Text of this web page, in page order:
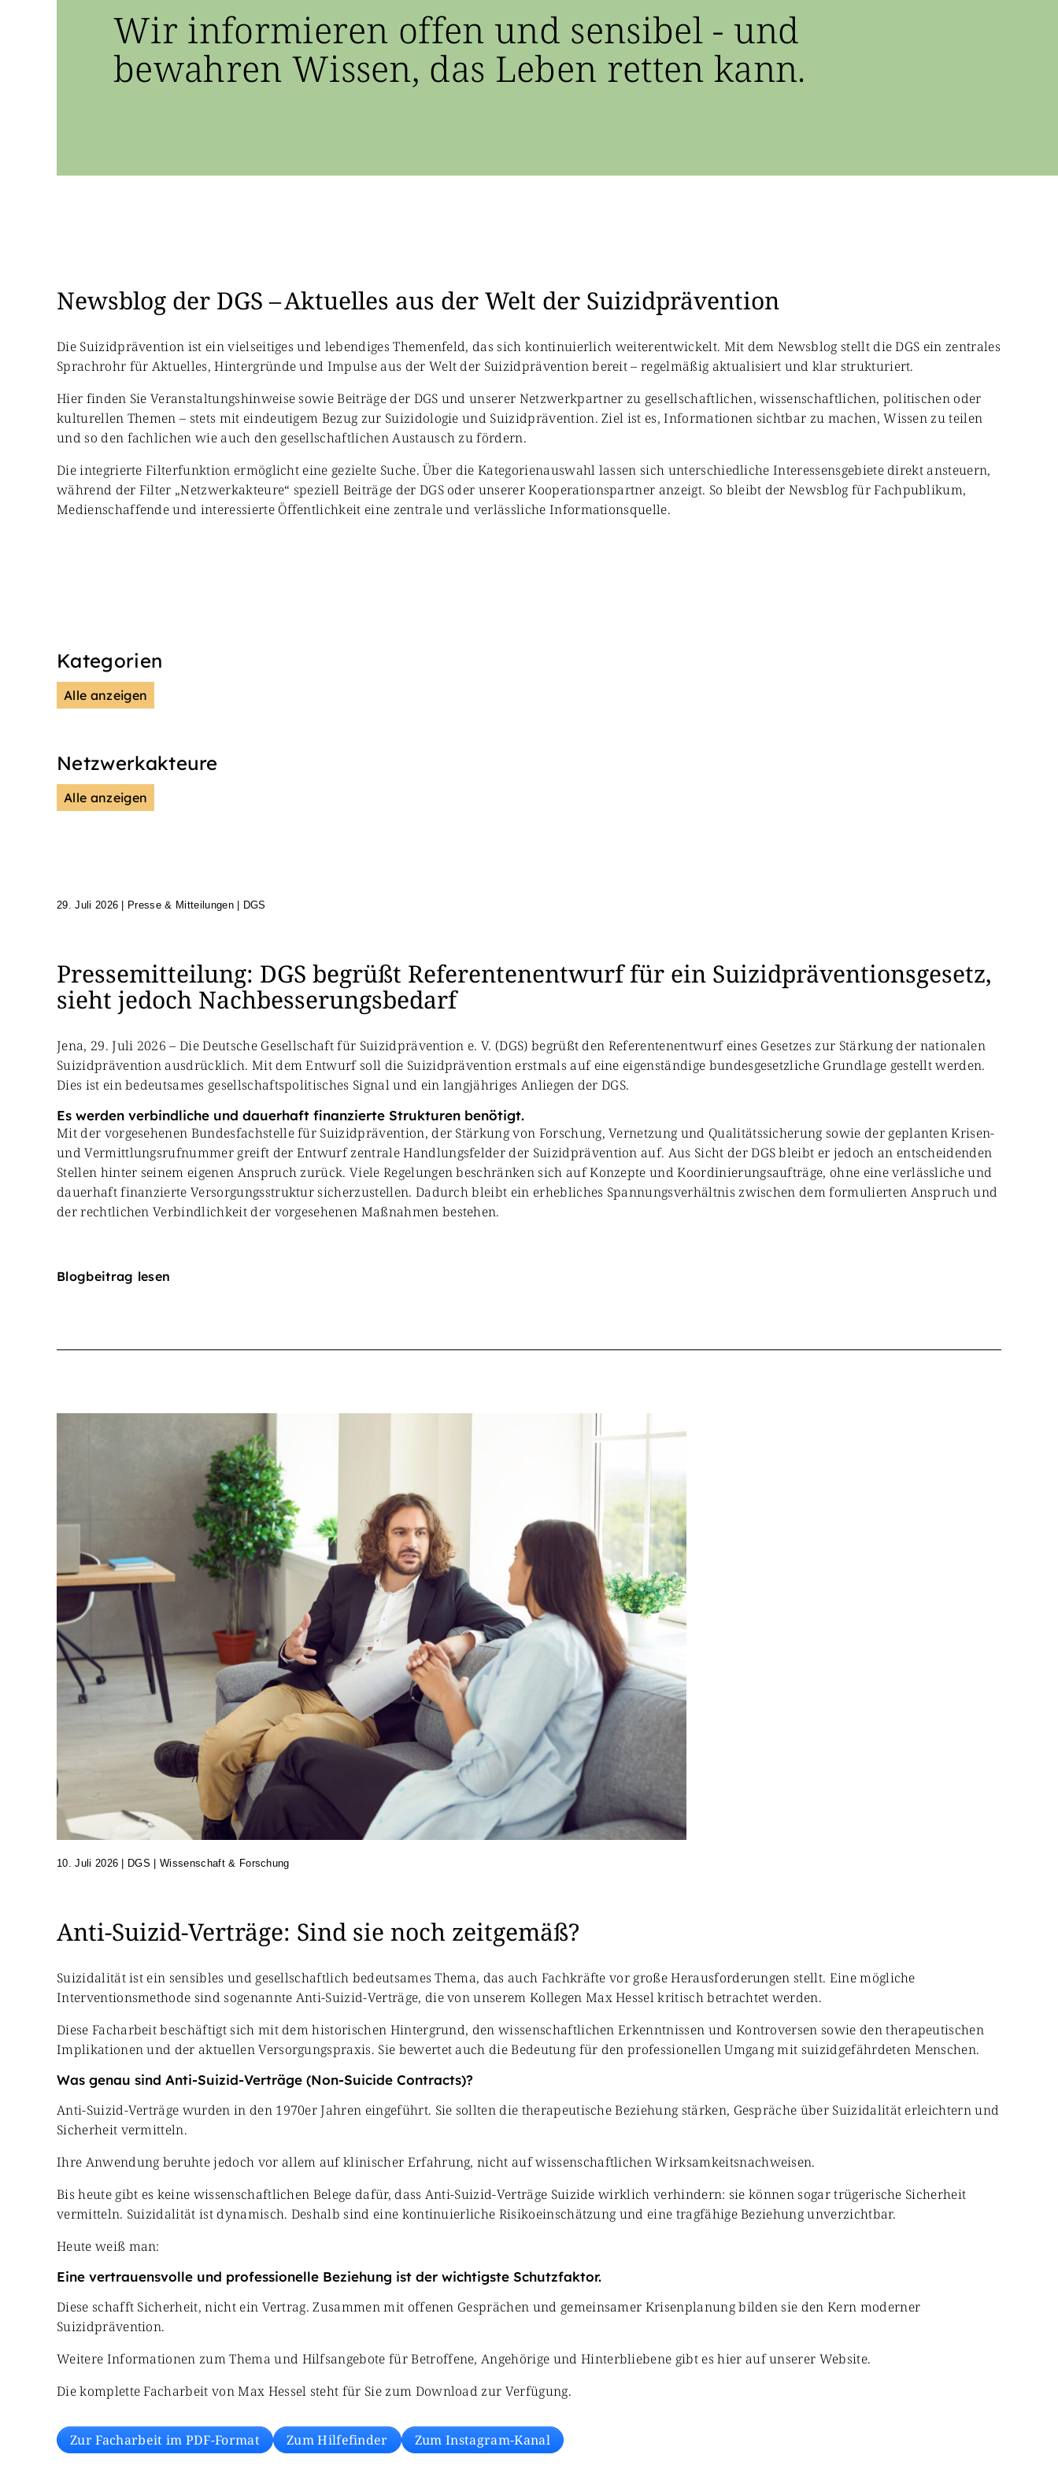
Wir informieren offen und sensibel - und
bewahren Wissen, das Leben retten kann.
Newsblog der DGS – Aktuelles aus der Welt der Suizidprävention
Die Suizidprävention ist ein vielseitiges und lebendiges Themenfeld, das sich kontinuierlich weiterentwickelt. Mit dem Newsblog stellt die DGS ein zentrales
Sprachrohr für Aktuelles, Hintergründe und Impulse aus der Welt der Suizidprävention bereit – regelmäßig aktualisiert und klar strukturiert.
Hier finden Sie Veranstaltungshinweise sowie Beiträge der DGS und unserer Netzwerkpartner zu gesellschaftlichen, wissenschaftlichen, politischen oder
kulturellen Themen – stets mit eindeutigem Bezug zur Suizidologie und Suizidprävention. Ziel ist es, Informationen sichtbar zu machen, Wissen zu teilen
und so den fachlichen wie auch den gesellschaftlichen Austausch zu fördern.
Die integrierte Filterfunktion ermöglicht eine gezielte Suche. Über die Kategorienauswahl lassen sich unterschiedliche Interessensgebiete direkt ansteuern,
während der Filter „Netzwerkakteure“ speziell Beiträge der DGS oder unserer Kooperationspartner anzeigt. So bleibt der Newsblog für Fachpublikum,
Medienschaffende und interessierte Öffentlichkeit eine zentrale und verlässliche Informationsquelle.
Kategorien
Alle anzeigen
Netzwerkakteure
Alle anzeigen
29. Juli 2026 Presse & Mitteilungen | DGS
Pressemitteilung: DGS begrüßt Referentenentwurf für ein Suizidpräventionsgesetz,
sieht jedoch Nachbesserungsbedarf
Jena, 29. Juli 2026 – Die Deutsche Gesellschaft für Suizidprävention e. V. (DGS) begrüßt den Referentenentwurf eines Gesetzes zur Stärkung der nationalen
Suizidprävention ausdrücklich. Mit dem Entwurf soll die Suizidprävention erstmals auf eine eigenständige bundesgesetzliche Grundlage gestellt werden.
Dies ist ein bedeutsames gesellschaftspolitisches Signal und ein langjähriges Anliegen der DGS.
Es werden verbindliche und dauerhaft finanzierte Strukturen benötigt.
Mit der vorgesehenen Bundesfachstelle für Suizidprävention, der Stärkung von Forschung, Vernetzung und Qualitätssicherung sowie der geplanten Krisen-
und Vermittlungsrufnummer greift der Entwurf zentrale Handlungsfelder der Suizidprävention auf. Aus Sicht der DGS bleibt er jedoch an entscheidenden
Stellen hinter seinem eigenen Anspruch zurück. Viele Regelungen beschränken sich auf Konzepte und Koordinierungsaufträge, ohne eine verlässliche und
dauerhaft finanzierte Versorgungsstruktur sicherzustellen. Dadurch bleibt ein erhebliches Spannungsverhältnis zwischen dem formulierten Anspruch und
der rechtlichen Verbindlichkeit der vorgesehenen Maßnahmen bestehen.
Blogbeitrag lesen
10. Juli 2026 DGS | Wissenschaft & Forschung
Anti-Suizid-Verträge: Sind sie noch zeitgemäß?
Suizidalität ist ein sensibles und gesellschaftlich bedeutsames Thema, das auch Fachkräfte vor große Herausforderungen stellt. Eine mögliche
Interventionsmethode sind sogenannte Anti-Suizid-Verträge, die von unserem Kollegen Max Hessel kritisch betrachtet werden.
Diese Facharbeit beschäftigt sich mit dem historischen Hintergrund, den wissenschaftlichen Erkenntnissen und Kontroversen sowie den therapeutischen
Implikationen und der aktuellen Versorgungspraxis. Sie bewertet auch die Bedeutung für den professionellen Umgang mit suizidgefährdeten Menschen.
Was genau sind Anti-Suizid-Verträge (Non-Suicide Contracts)?
Anti-Suizid-Verträge wurden in den 1970er Jahren eingeführt. Sie sollten die therapeutische Beziehung stärken, Gespräche über Suizidalität erleichtern und
Sicherheit vermitteln.
Ihre Anwendung beruhte jedoch vor allem auf klinischer Erfahrung, nicht auf wissenschaftlichen Wirksamkeitsnachweisen.
Bis heute gibt es keine wissenschaftlichen Belege dafür, dass Anti-Suizid-Verträge Suizide wirklich verhindern: sie können sogar trügerische Sicherheit
vermitteln. Suizidalität ist dynamisch. Deshalb sind eine kontinuierliche Risikoeinschätzung und eine tragfähige Beziehung unverzichtbar.
Heute weiß man:
Eine vertrauensvolle und professionelle Beziehung ist der wichtigste Schutzfaktor.
Diese schafft Sicherheit, nicht ein Vertrag. Zusammen mit offenen Gesprächen und gemeinsamer Krisenplanung bilden sie den Kern moderner
Suizidprävention.
Weitere Informationen zum Thema und Hilfsangebote für Betroffene, Angehörige und Hinterbliebene gibt es hier auf unserer Website.
Die komplette Facharbeit von Max Hessel steht für Sie zum Download zur Verfügung.
Zur Facharbeit im PDF-Format Zum Hilfefinder Zum Instagram-Kanal